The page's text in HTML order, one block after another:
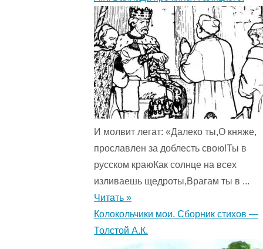
И молвит легат: «Далеко ты,О княже,
прославлен за доблесть свою!Ты в
русском краюКак солнце на всех
изливаешь щедроты,Врагам ты в ...
Читать »
Колокольчики мои. Сборник стихов —
Толстой А.К.